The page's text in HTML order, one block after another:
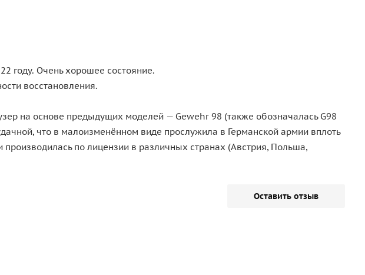
году. Очень хорошее состояние.
восстановления.
на основе предыдущих моделей — Gewehr 98 (также обозначалась G98
что в малоизменённом виде прослужила в Германской армии вплоть
по лицензии в различных странах (Австрия, Польша,
Оставить отзыв